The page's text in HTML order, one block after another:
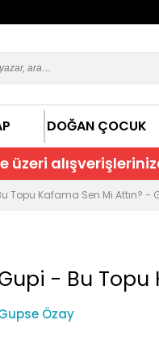
DOĞAN ÇOCUK
üzeri
Topu Kafama Sen Mi Attın? -
- Bu Topu
Özay